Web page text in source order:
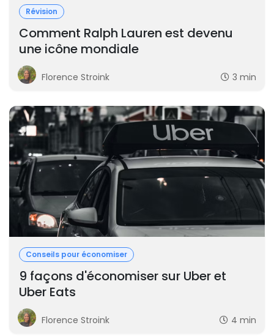
Révision
Comment Ralph Lauren est devenu
une icône mondiale
Florence Stroink 3 min
Conseils pour économiser
9 façons d'économiser sur Uber et
Uber Eats
Florence Stroink 4 min